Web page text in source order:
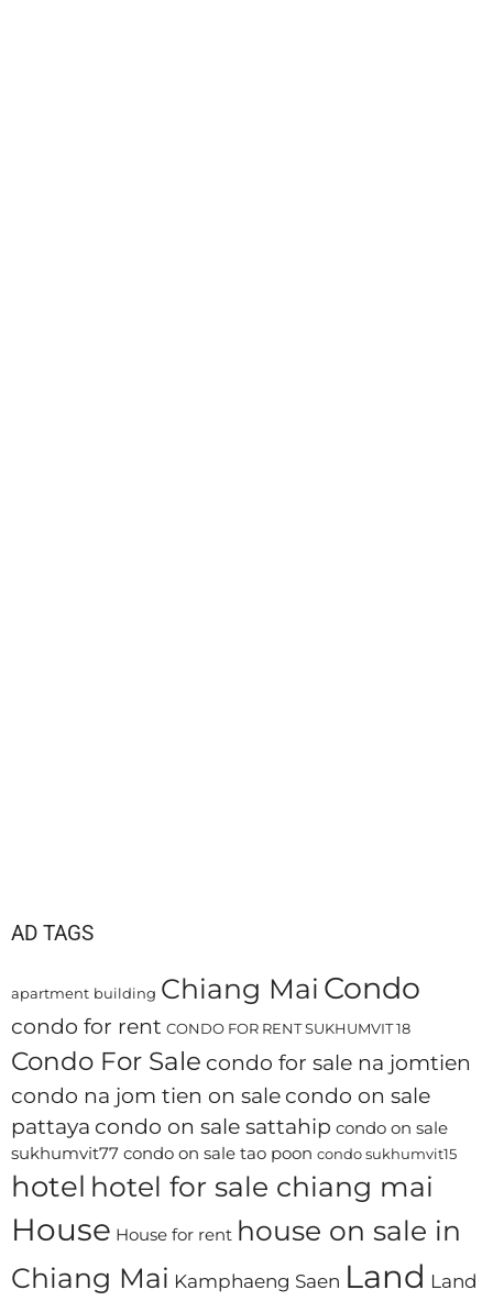
AD TAGS
apartment building Chiang Mai Condo
condo for rent CONDO FOR RENT SUKHUMVIT 18
Condo For Sale condo for sale na jomtien
condo na jom tien on sale condo on sale
pattaya condo on sale sattahip condo on sale
sukhumvit77 condo on sale tao poon condo sukhumvit15
hotel hotel for sale chiang mai
House House for rent house on sale in
Chiang Mai Kamphaeng Saen Land Land